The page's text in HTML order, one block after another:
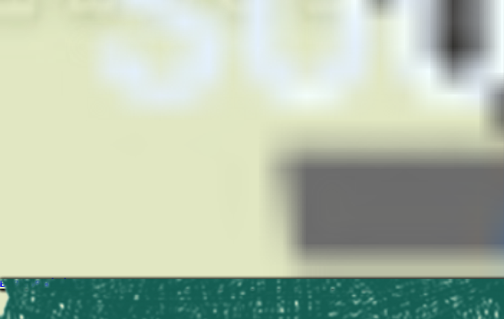
DEVENIR MEMBRE
DEVENIR PARRAIN
DEVENIR BÉNÉVOLE
DEVENIR SPONSOR
FAIRE UN DON
BOUTIQUE